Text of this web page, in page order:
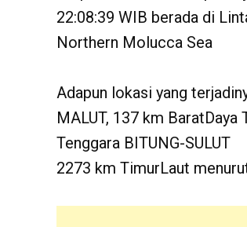
22:08:39 WIB berada di
Northern Molucca Sea
Adapun lokasi yang
MALUT, 137 km BaratDaya
Tenggara BITUNG-SULUT
2273 km TimurLaut